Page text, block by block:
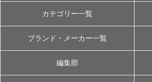
カテゴリー一覧
ブランド・メーカー一覧
編集部